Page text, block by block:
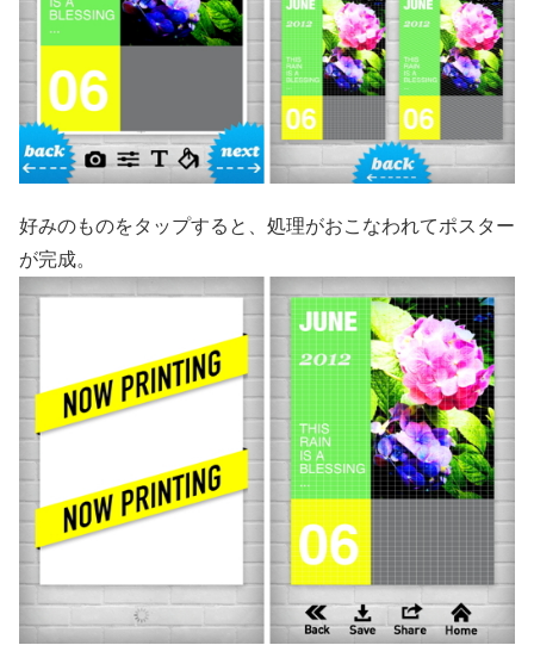
好みのものをタップすると、処理がおこなわれてポスター
が完成。